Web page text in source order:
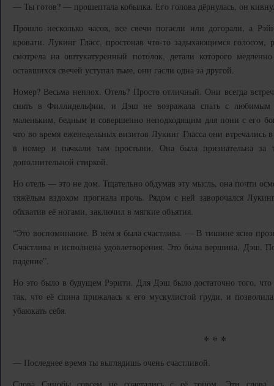
— Ты готов? — прошептала кобылка. Его голова дёрнулась, он
Прошло несколько часов, все свечи погасли или догорали, а
кровати. Лукинг Гласс, простонав что-то задыхающимся
смотрела на оштукатуренный потолок, детали которого
оставшихся свечей уступал тьме, они гасли одна за другой.
Номер? Весьма неплох. Отель? Просто отличный. Они всегда
снять в Филлидельфии, и Дэш не возражала спать с
маленьким, бедным и совершенно неподходящим для пони с его
что во время еженедельных визитов Лукинг Гласса они втречались
в номер и пачкали там простыни. Она была признательна за
дополнительной стиркой.
Но отель — это не дом. Тщательно обдумав эту мысль, она почти
тяжёлым вздохом прогнала прочь. Рядом с ней заворочался
обхватив её ногами, заключил в мягкие объятия.
“Это воспоминание. В нём я была счастлива. — В тишине ясно
Счастлива и исполнена удовлетворения. Это была вершина, Дэш.
падение”.
Но это было в будущем Рэрити. Для Дэш было достаточно того,
так, что её спина прижалась к его мускулистой груди, и
убаюкать себя.
* * *
— Последнее время ты выглядишь очень счастливой.